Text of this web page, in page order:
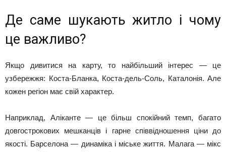
Де саме шукають житло і чому
це важливо?
Якщо дивитися на карту, то найбільший інтерес — це
узбережжя: Коста-Бланка, Коста-дель-Соль, Каталонія. Але
кожен регіон має свій характер.
Наприклад, Аліканте — це більш спокійний темп, багато
довгострокових мешканців і гарне співвідношення ціни до
якості. Барселона — динаміка і міське життя. Малага — мікс